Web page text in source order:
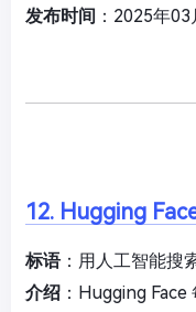
发布时间 ：2025年
12. Hugging
标语：用人工智能搜
介绍 ：Hugging